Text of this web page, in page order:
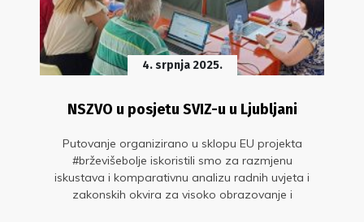
4. srpnja 2025.
NSZVO u posjetu SVIZ-u u Ljubljani
Putovanje organizirano u sklopu EU projekta
#brževišebolje iskoristili smo za razmjenu
iskustava i komparativnu analizu radnih uvjeta i
zakonskih okvira za visoko obrazovanje i